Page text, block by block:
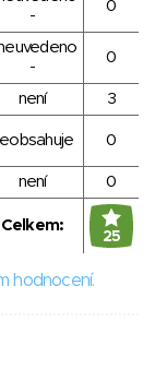
-
0
-
0
není
3
0
není 0
Celkem:
25
hodnocení.